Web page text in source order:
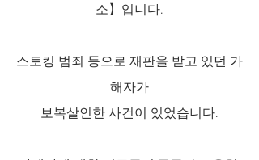
소】입니다.
스토킹 범죄 등으로 재판을 받고 있던 가
해자가
보복살인한 사건이 있었습니다.